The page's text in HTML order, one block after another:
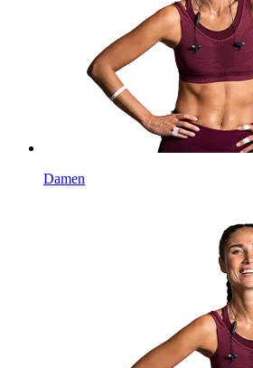
Damen